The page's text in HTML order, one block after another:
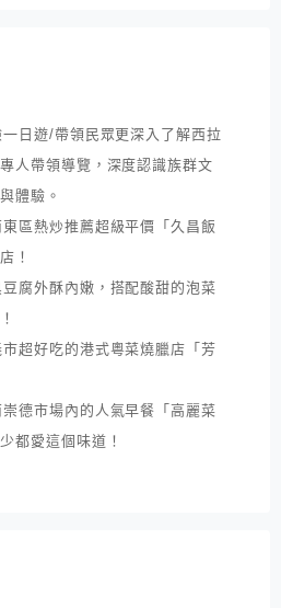
日遊/帶領民眾更深入了解西拉
人帶領導覽，深度認識族群文
體驗。
區熱炒推薦超級平價「久昌飯
！
腐外酥內嫩，搭配酸甜的泡菜
超好吃的港式粵菜燒臘店「芳
德市場內的人氣早餐「高麗菜
都愛這個味道！